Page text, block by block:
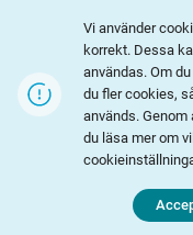
Vi använder
korrekt. Dessa
användas. Om
du fler cookies,
används.
du läsa mer om